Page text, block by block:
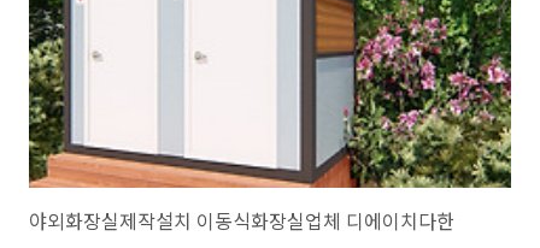
도 마지막까지 탄산이 살아있어 만족스러워요. 탄산이 약해서 아쉬웠던
경..
야외화장실제작설치 이동식화장실업체 디에이치다한